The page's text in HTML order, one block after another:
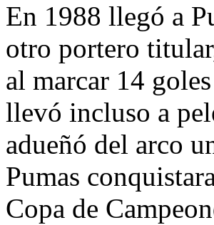
En 1988 llegó a
otro portero
al marcar 14
llevó incluso a
adueñó del arco
Pumas
Copa de